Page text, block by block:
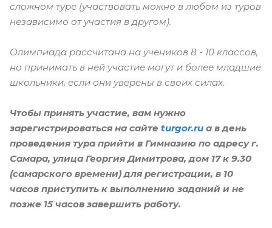
сложном туре (участвовать можно в любом из туров
независимо от участия в другом).
Олимпиада рассчитана на учеников 8 - 10 классов,
но принимать в ней участие могут и более младшие
школьники, если они уверены в своих силах.
Чтобы принять участие, вам нужно
зарегистрироваться на сайте turgor.ru а в день
проведения тура прийти в Гимназию по адресу г.
Самара, улица Георгия Димитрова, дом 17 к 9.30
(самарского времени) для регистрации, в 10
часов приступить к выполнению заданий и не
позже 15 часов завершить работу.